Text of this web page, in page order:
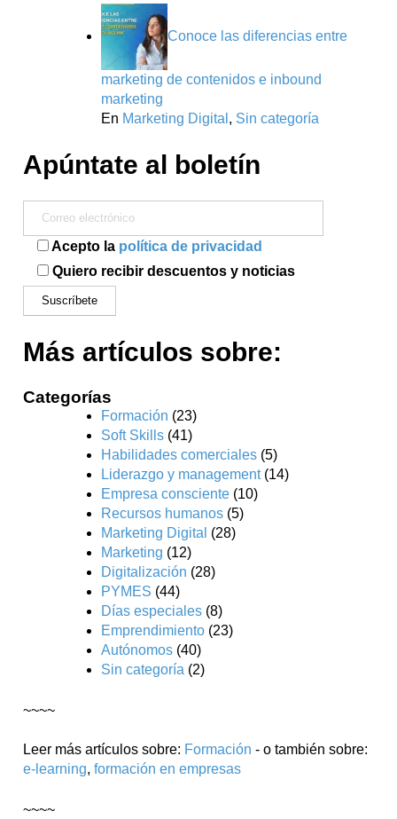
Conoce las diferencias entre
marketing de contenidos e inbound
marketing
En Marketing Digital , Sin categoría
Apúntate al boletín
Acepto la política de privacidad
Quiero recibir descuentos y noticias
Más artículos sobre:
Categorías
Formación (23)
Soft Skills (41)
Habilidades comerciales (5)
Liderazgo y management(14)
Empresa consciente (10)
Recursos humanos (5)
Marketing Digital (28)
Marketing (12)
Digitalización (28)
PYMES (44)
Días especiales (8)
Emprendimiento (23)
Autónomos (40)
Sin categoría (2)
~~~~
Leer más artículos sobre: Formación - o también sobre:
e-learning,formación en empresas
~~~~